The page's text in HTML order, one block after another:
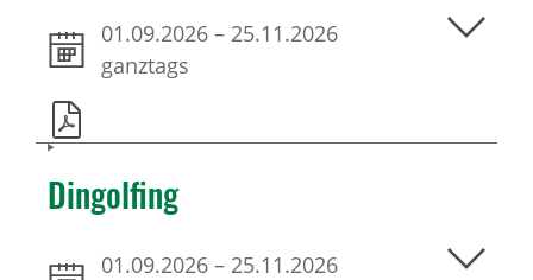
01.09.2026 – 25.11.2026
ganztags
Dingolfing
01.09.2026 – 25.11.2026